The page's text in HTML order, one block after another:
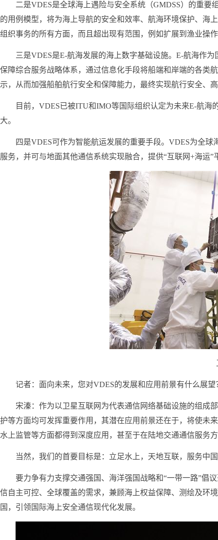
二是VDES是全球海上遇险与安全系统（GMDSS）的重
的用例模型，将为海上导航的安全和效率、航海环境保护、海
组织事务的所有方面，而且超出现有范围，例如扩展到渔业操
三是VDES是E-航海发展的海上数字基础设施。E-航海作
保障综合服务战略体系，通过信息化手段将船端和岸端的各类
示，从而加强船舶航行安全和保障能力，最终实现航行安全、
目前，VDES已被ITU和IMO等国际组织认定为未来E-航
大。
四是VDES可作为智能航运发展的重要手段。VDES为全
服务，并可与地面其他通信系统实现融合，提供“互联网+海运
记者：面向未来，您对VDES的发展和应用前景有什么展望
宋溱：作为以卫星互联网为代表通信网络基础设施的组成
护等方面均可发挥重要作用，其潜在应用前景还在于，将使未
水上监管等方面都得到深度应用，甚至于在陆地交通通信服务
当然，我们的首要目标是：立足水上，天地互联，服务中
要力争有力支撑交通强国、海洋强国战略和“一带一路”倡
信自主可控、全球覆盖的需求，兼顾海上权益保障、测绘及环
国，引领国际海上安全通信现代化发展。